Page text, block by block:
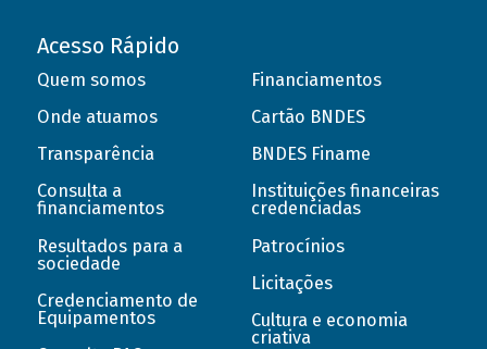
Acesso Rápido
Quem somos
Onde atuamos
Transparência
Consulta a
financiamentos
Resultados para a
sociedade
Credenciamento de
Equipamentos
Financiamentos
Cartão BNDES
BNDES Finame
Instituições financeiras
credenciadas
Patrocínios
Licitações
Cultura e economia
criativa